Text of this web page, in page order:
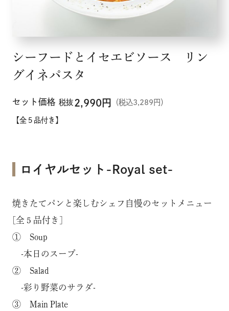
シーフードとイセエビソース リン
グイネパスタ
セット価格 税抜 2,990円 （税込3,289円）
【全５品付き】
ロイヤルセット-Royal set-
焼きたてパンと楽しむシェフ自慢のセットメニュー
[全５品付き]
① Soup
-本日のスープ-
② Salad
-彩り野菜のサラダ-
③ Main Plate